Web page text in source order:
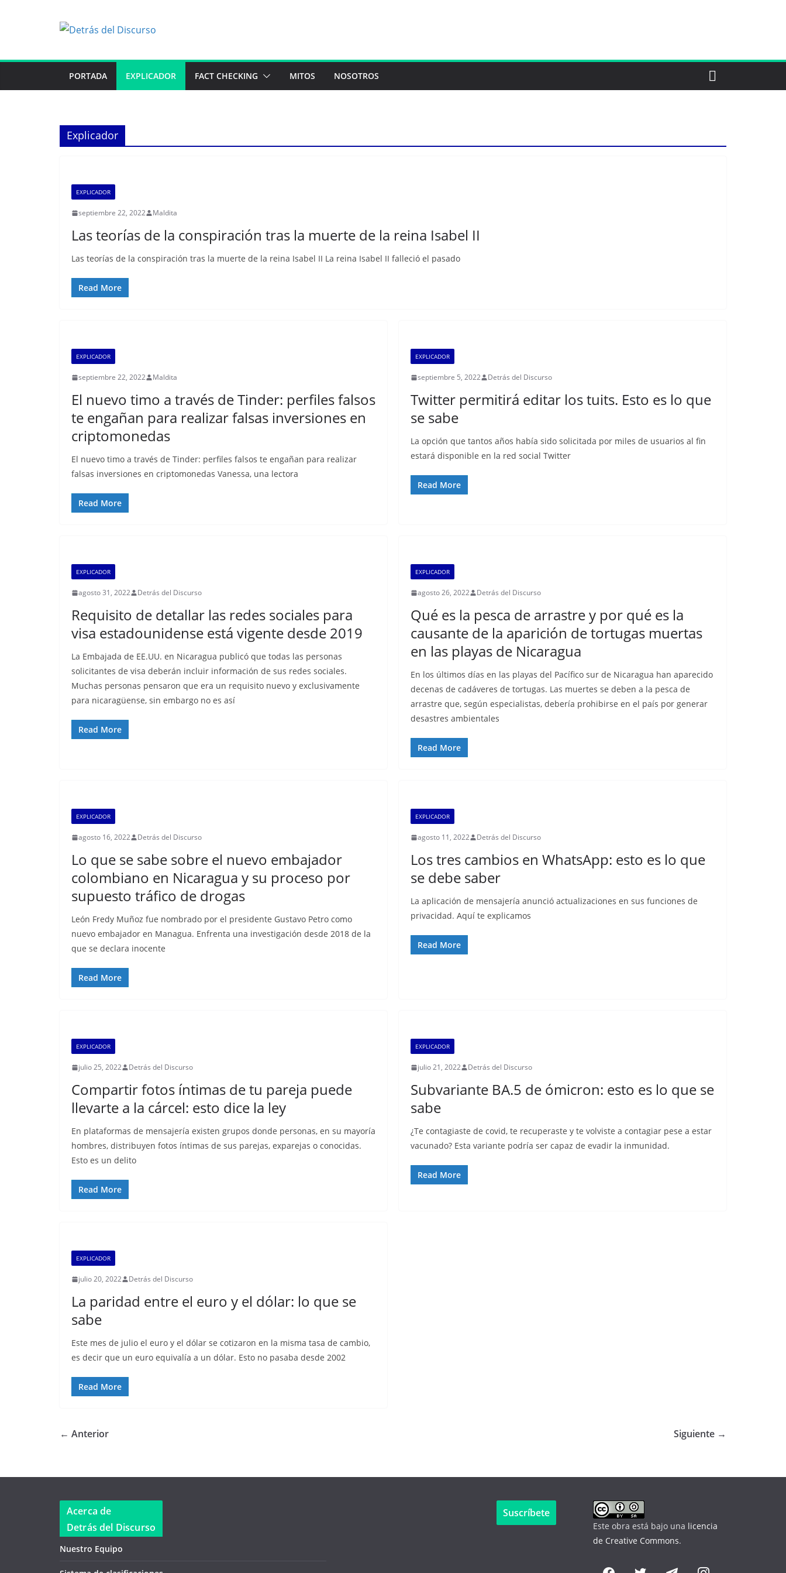
PORTADA EXPLICADOR FACT CHECKING MITOS NOSOTROS
Explicador
EXPLICADOR
septiembre 22, 2022 Maldita
Las teorías de la conspiración tras la muerte de la reina Isabel II
Las teorías de la conspiración tras la muerte de la reina Isabel II La reina Isabel II falleció el pasado
Read More
EXPLICADOR
septiembre 22, 2022 Maldita
El nuevo timo a través de Tinder: perfiles falsos
te engañan para realizar falsas inversiones en
criptomonedas
El nuevo timo a través de Tinder: perfiles falsos te engañan para realizar
falsas inversiones en criptomonedas Vanessa, una lectora
Read More
EXPLICADOR
septiembre 5, 2022 Detrás del Discurso
Twitter permitirá editar los tuits. Esto es lo que
se sabe
La opción que tantos años había sido solicitada por miles de usuarios al fin
estará disponible en la red social Twitter
Read More
EXPLICADOR
agosto 31, 2022 Detrás del Discurso
Requisito de detallar las redes sociales para
visa estadounidense está vigente desde 2019
La Embajada de EE.UU. en Nicaragua publicó que todas las personas
solicitantes de visa deberán incluir información de sus redes sociales.
Muchas personas pensaron que era un requisito nuevo y exclusivamente
para nicaragüense, sin embargo no es así
Read More
EXPLICADOR
agosto 26, 2022 Detrás del Discurso
Qué es la pesca de arrastre y por qué es la
causante de la aparición de tortugas muertas
en las playas de Nicaragua
En los últimos días en las playas del Pacífico sur de Nicaragua han aparecido
decenas de cadáveres de tortugas. Las muertes se deben a la pesca de
arrastre que, según especialistas, debería prohibirse en el país por generar
desastres ambientales
Read More
EXPLICADOR
agosto 16, 2022 Detrás del Discurso
Lo que se sabe sobre el nuevo embajador
colombiano en Nicaragua y su proceso por
supuesto tráfico de drogas
León Fredy Muñoz fue nombrado por el presidente Gustavo Petro como
nuevo embajador en Managua. Enfrenta una investigación desde 2018 de la
que se declara inocente
Read More
EXPLICADOR
agosto 11, 2022 Detrás del Discurso
Los tres cambios en WhatsApp: esto es lo que
se debe saber
La aplicación de mensajería anunció actualizaciones en sus funciones de
privacidad. Aquí te explicamos
Read More
EXPLICADOR
julio 25, 2022 Detrás del Discurso
Compartir fotos íntimas de tu pareja puede
llevarte a la cárcel: esto dice la ley
En plataformas de mensajería existen grupos donde personas, en su mayoría
hombres, distribuyen fotos íntimas de sus parejas, exparejas o conocidas.
Esto es un delito
Read More
EXPLICADOR
julio 21, 2022 Detrás del Discurso
Subvariante BA.5 de ómicron: esto es lo que se
sabe
¿Te contagiaste de covid, te recuperaste y te volviste a contagiar pese a estar
vacunado? Esta variante podría ser capaz de evadir la inmunidad.
Read More
EXPLICADOR
julio 20, 2022 Detrás del Discurso
La paridad entre el euro y el dólar: lo que se
sabe
Este mes de julio el euro y el dólar se cotizaron en la misma tasa de cambio,
es decir que un euro equivalía a un dólar. Esto no pasaba desde 2002
Read More
← Anterior Siguiente →
Acerca de
Detrás del Discurso
Nuestro Equipo
Suscríbete
Este obra está bajo una licencia
de Creative Commons.